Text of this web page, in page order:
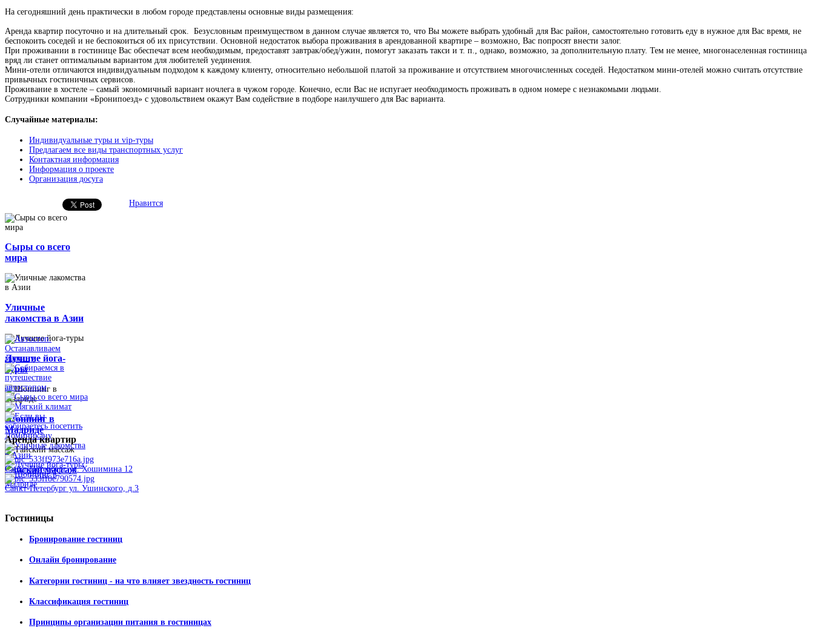
На сегодняшний день практически в любом городе представлены основные виды размещения:
Аренда квартир посуточно и на длительный срок. Безусловным преимуществом в данном случае является то, что Вы можете выбрать удобный для Вас район, самостоятельно готовить еду в нужное для Вас время, не
беспокоить соседей и не беспокоиться об их присутствии. Основной недостаток выбора проживания в арендованной квартире – возможно, Вас попросят внести залог.
При проживании в гостинице Вас обеспечат всем необходимым, предоставят завтрак/обед/ужин, помогут заказать такси и т. п., однако, возможно, за дополнительную плату. Тем не менее, многонаселенная гостиница
вряд ли станет оптимальным вариантом для любителей уединения.
Мини-отели отличаются индивидуальным подходом к каждому клиенту, относительно небольшой платой за проживание и отсутствием многочисленных соседей. Недостатком мини-отелей можно считать отсутствие
привычных гостиничных сервисов.
Проживание в хостеле – самый экономичный вариант ночлега в чужом городе. Конечно, если Вас не испугает необходимость проживать в одном номере с незнакомыми людьми.
Сотрудники компании «Бронипоезд» с удовольствием окажут Вам содействие в подборе наилучшего для Вас варианта.
Случайные материалы:
Индивидуальные туры и vip-туры
Предлагаем все виды транспортных услуг
Контактная информация
Информация о проекте
Организация досуга
Нравится
Сыры со всего
мира
Уличные
лакомства в Азии
Лучшие йога-
туры
Шоппинг в
Мадриде
Тайский массаж
Арендаквартир
Санкт-Петербург ул. Хошимина 12
Санкт-Петербург ул. Ушинского, д.3
Гостиницы
Бронирование гостиниц
Онлайн бронирование
Категории гостиниц - на что влияет звездность гостиниц
Классификация гостиниц
Принципы организации питания в гостиницах